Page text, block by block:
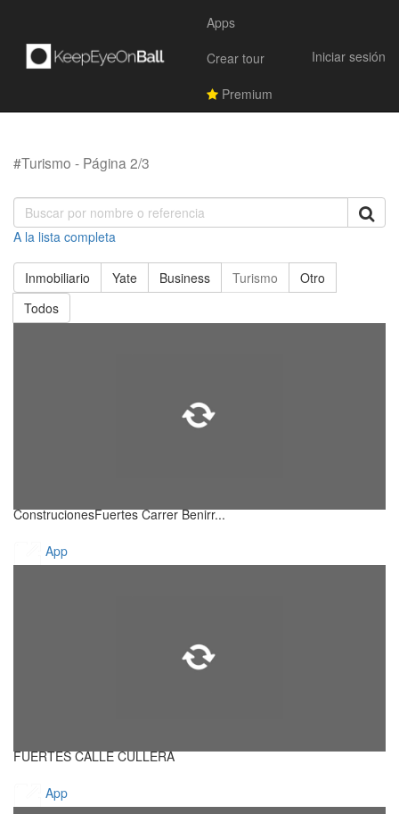
Apps
Crear tour
Premium
Iniciar sesión
#Turismo - Página 2/3
A la lista completa
Inmobiliario Yate Business Turismo
Otro
Todos
ConstrucionesFuertes Carrer Benirr...
App
FUERTES CALLE CULLERA
App